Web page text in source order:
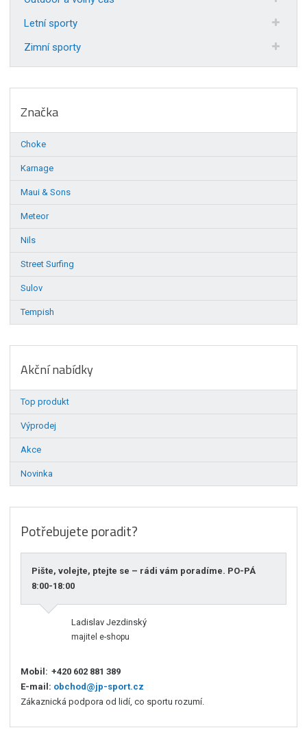
Letní sporty
Zimní sporty
Značka
Choke
Karnage
Maui & Sons
Meteor
Nils
Street Surfing
Sulov
Tempish
Akční nabídky
Top produkt
Výprodej
Akce
Novinka
Potřebujete poradit?
Pište, volejte, ptejte se – rádi vám poradíme. PO-PÁ
8:00-18:00
Ladislav Jezdinský
majitel e-shopu
Mobil: +420 602 881 389
E-mail: obchod@jp-sport.cz
Zákaznická podpora od lidí, co sportu rozumí.